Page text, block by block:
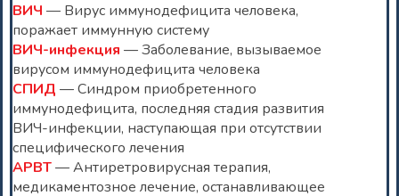
ВИЧ — Вирус иммунодефицита человека,
поражает иммунную систему
ВИЧ-инфекция — Заболевание, вызываемое
вирусом иммунодефицита человека
СПИД — Синдром приобретенного
иммунодефицита, последняя стадия развития
ВИЧ-инфекции, наступающая при отсутствии
специфического лечения
АРВТ— Антиретровирусная терапия,
медикаментозное лечение, останавливающее